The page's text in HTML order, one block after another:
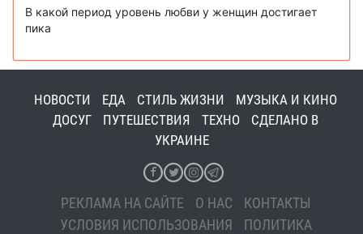
В какой период уровень любви у женщин достигает
пика
НОВОСТИ ЕДА СТИЛЬ ЖИЗНИ
МУЗЫКА И КИНО
ДОСУГ
ПУТЕШЕСТВИЯ ТЕХНО
СДЕЛАНО В
УКРАИНЕ
РЕКЛАМА НА САЙТЕ О НАС
КОНТАКТЫ
УСЛОВИЯ ИСПОЛЬЗОВАНИЯ
ПОЛИТИКА